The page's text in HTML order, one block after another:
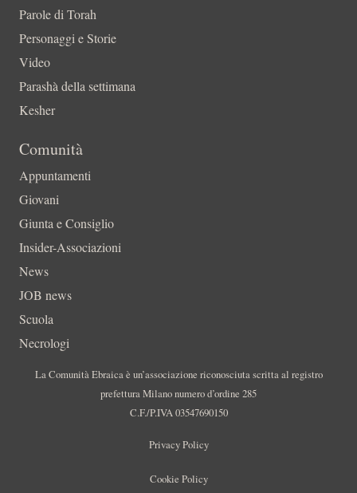
Parole di Torah
Personaggi e Storie
Video
Parashà della settimana
Kesher
Comunità
Appuntamenti
Giovani
Giunta e Consiglio
Insider-Associazioni
News
JOB news
Scuola
Necrologi
La Comunità Ebraica è un’associazione riconosciuta scritta al registro
prefettura Milano numero d’ordine 285
C.F./P.IVA 03547690150
Privacy Policy
Cookie Policy